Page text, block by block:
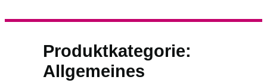
Produktkategorie:
Allgemeines